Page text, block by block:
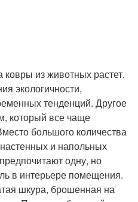
из животных растет.
экологичности,
тенденций. Другое
который все чаще
большого количества
и напольных
одну, но
в интерьере помещения.
шкура, брошенная на